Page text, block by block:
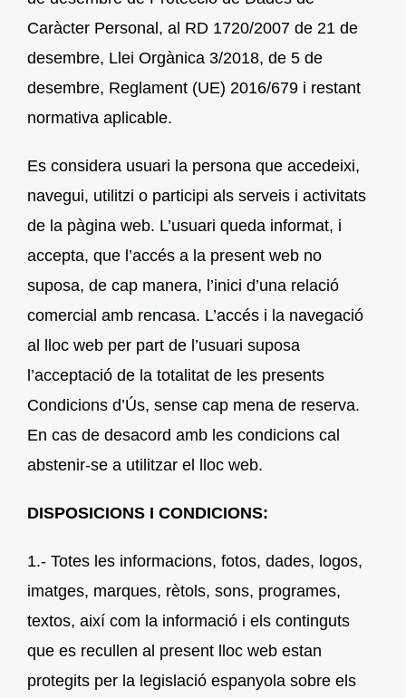
Caràcter Personal, al RD 1720/2007 de 21 de
desembre, Llei Orgànica 3/2018, de 5 de
desembre, Reglament (UE) 2016/679 i restant
normativa aplicable.
Es considera usuari la persona que accedeixi,
navegui, utilitzi o participi als serveis i activitats
de la pàgina web. L’usuari queda informat, i
accepta, que l’accés a la present web no
suposa, de cap manera, l’inici d’una relació
comercial amb rencasa. L’accés i la navegació
al lloc web per part de l’usuari suposa
l’acceptació de la totalitat de les presents
Condicions d’Ús, sense cap mena de reserva.
En cas de desacord amb les condicions cal
abstenir-se a utilitzar el lloc web.
DISPOSICIONS I CONDICIONS:
1.- Totes les informacions, fotos, dades, logos,
imatges, marques, rètols, sons, programes,
textos, així com la informació i els continguts
que es recullen al present lloc web estan
protegits per la legislació espanyola sobre els